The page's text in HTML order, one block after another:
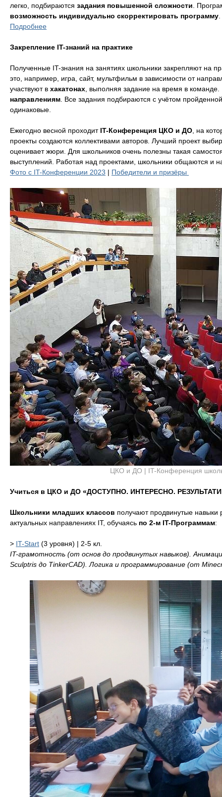
легко, подбираются задания повышенной сложности .
возможность индивидуально скорректировать программу
Подробнее
Закрепление IT-знаний на практике
Полученные IT-знания на занятиях школьники закрепляют на
это, например, игра, сайт, мультфильм в зависимости от
участвуют в хакатонах , выполняя задание на время в
направлениям . Все задания подбираются с учётом
одинаковые.
Ежегодно весной проходит IT-Конференция ЦКО и ДО , на
проекты создаются коллективами авторов. Лучший проект
оценивает жюри. Для школьников очень полезны такая
выступлений. Работая над проектами, школьники общаются и
Фото с IT-Конференции 2023 | Победители и призёры
ЦКО и ДО | IT-Конференция
Учиться в ЦКО и ДО «ДОСТУПНО. ИНТЕРЕСНО.
Школьники младших классов получают продвинутые
актуальных направлениях IT, обучаясь по 2-м IT-Программам:
> IT-Start (3 уровня) | 2-5 кл.
IT-грамотность (от основ до продвинутых навыков).
Sculptris до TinkerCAD). Логика и программирование (от